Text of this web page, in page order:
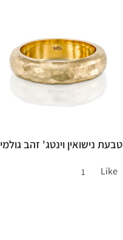
טבעת נישואין וינטג' זהב גולמי
Like
1